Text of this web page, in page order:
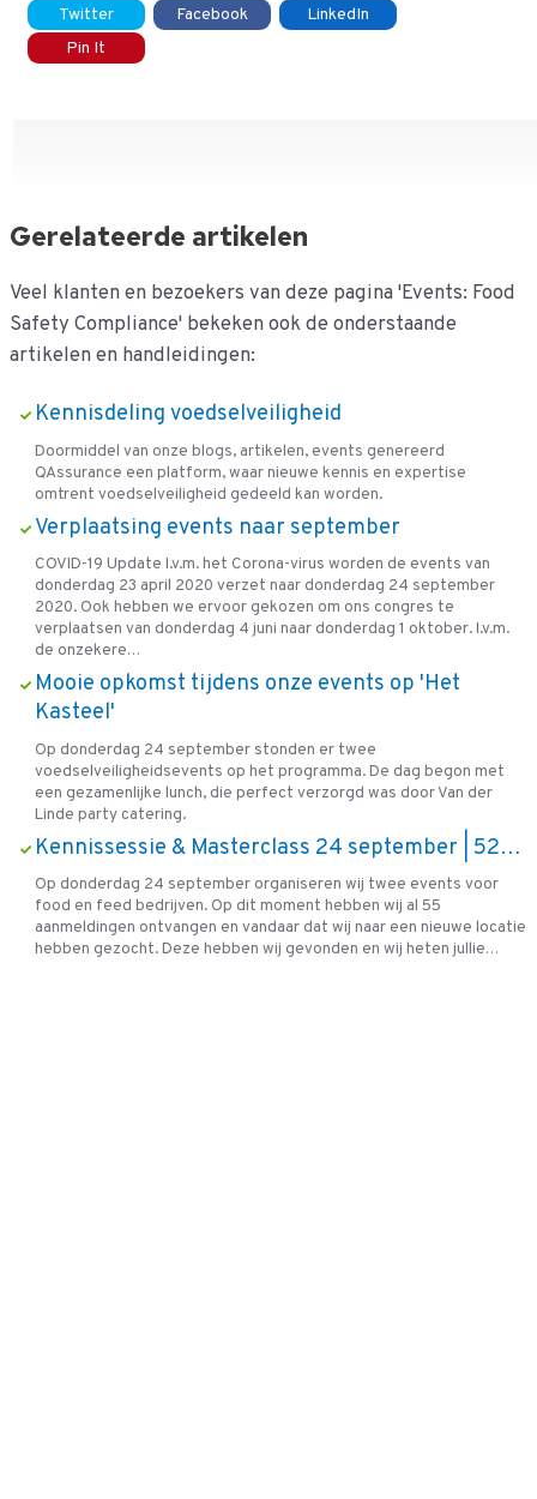
Twitter Facebook
LinkedIn
Pin It
Gerelateerde artikelen
Veel klanten en bezoekers van deze pagina 'Events: Food
Safety Compliance' bekeken ook de onderstaande
artikelen en handleidingen:
Kennisdeling voedselveiligheid
Doormiddel van onze blogs, artikelen, events genereerd
QAssurance een platform, waar nieuwe kennis en expertise
omtrent voedselveiligheid gedeeld kan worden.
Verplaatsing events naar september
COVID-19 Update I.v.m. het Corona-virus worden de events van
donderdag 23 april 2020 verzet naar donderdag 24 september
2020. Ook hebben we ervoor gekozen om ons congres te
verplaatsen van donderdag 4 juni naar donderdag 1 oktober. I.v.m.
de onzekere…
Mooie opkomst tijdens onze events op 'Het
Kasteel'
Op donderdag 24 september stonden er twee
voedselveiligheidsevents op het programma. De dag begon met
een gezamenlijke lunch, die perfect verzorgd was door Van der
Linde party catering.
Kennissessie & Masterclass 24 september | 52…
Op donderdag 24 september organiseren wij twee events voor
food en feed bedrijven. Op dit moment hebben wij al 55
aanmeldingen ontvangen en vandaar dat wij naar een nieuwe locatie
hebben gezocht. Deze hebben wij gevonden en wij heten jullie…